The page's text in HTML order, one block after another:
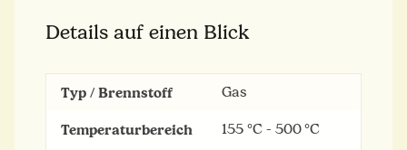
Details auf einen Blick
Typ / Brennstoff Gas
Temperaturbereich 155 °C - 500 °C